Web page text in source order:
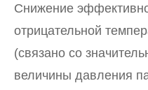
Снижение
отрицательной
(связано со
величины давления